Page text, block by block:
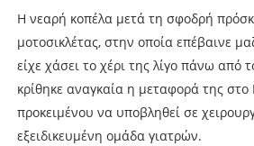
Η νεαρή κοπέλα μετά τη σφοδρή
μοτοσικλέτας, στην οποία επέβαινε
είχε χάσει το χέρι της λίγο πάνω από
κρίθηκε αναγκαία η μεταφορά της
προκειμένου να υποβληθεί σε
εξειδικευμένη ομάδα γιατρών.